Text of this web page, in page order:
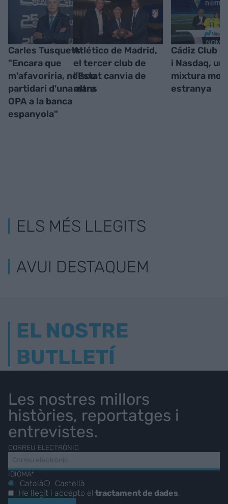
Carles Tusquets:
"Encara que
m'afavoriria, no soc
partidari d'una altra
OPA a la banca
espanyola"
Atlético de Madrid,
el tercer club de
l'Estat canvia de
mans
Cádiz Club
i Nasdaq,
mixtura molt
estranya
ELS MÉS LLEGITS
AVUI DESTAQUEM
EL NOSTRE
BUTLLETÍ
Les nostres millors
històries, reportatges i
entrevistes.
CORREU ELECTRÒNIC
IDIOMA*
Català
Castellà
He llegit i accepto eltractament de dades